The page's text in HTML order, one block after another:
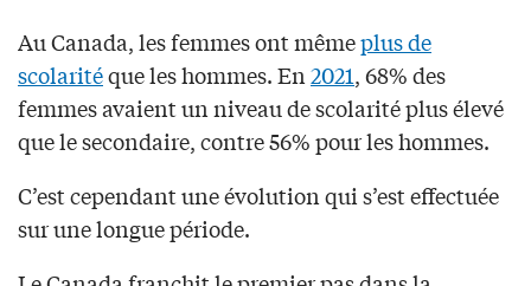
Au Canada, les femmes ont mêmeplus de
scolaritéque les hommes. En2021, 68% des
femmes avaient un niveau de scolarité plus élevé
que le secondaire, contre 56% pour les hommes.
C’est cependant une évolution qui s’est effectuée
sur une longue période.